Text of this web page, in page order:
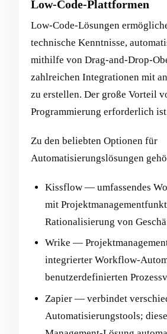
Low-Code-Plattformen
Low-Code-Lösungen
technische Kenntnisse,
mithilfe von Drag-and-Drop-
zahlreichen Integrationen mit
zu erstellen. Der große Vorteil
Programmierung erforderlich
Zu den beliebten Optionen für
Automatisierungslösungen
Kissflow — umfassendes
mit
Rationalisierung von
Wrike —
integrierter Workflow-
benutzerdefinierten
Zapier — verbindet
Automatisierungstools;